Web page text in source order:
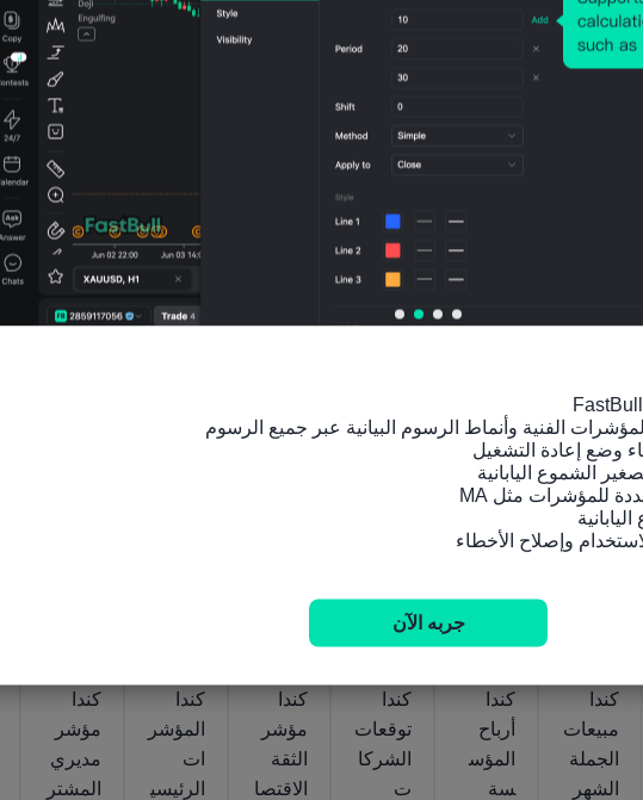
مؤشرات ذات صلة
ا)
(يوليو)
أغسطس
المشتر
ا)
(يوليو)
أغسطس
‎07
كندا
معدّل
م
القدرة
الإنتاجي
ة
موسمي
مارس
المنتجا
ت
الصناعي
ة
مخزون
شركا
ت البيع
بالجملة
سنويا
(مايو)
كندا
مبيعات
الجملة
الشهر
كندا
أرباح
المؤس
سة
كندا
توقعات
الشركا
ت
كندا
مؤشر
الثقة
الاقتصا
كندا
المؤشر
ات
الرئيسي
كندا
مؤشر
مديري
المشتر
جربه الآن